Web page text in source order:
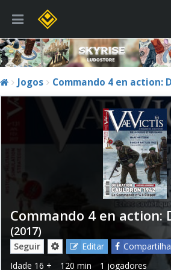
Jogos Commando 4 en action:
Commando 4 en action:
(2017)
Seguir Editar
Idade 16 + 120 min 1 jogadores